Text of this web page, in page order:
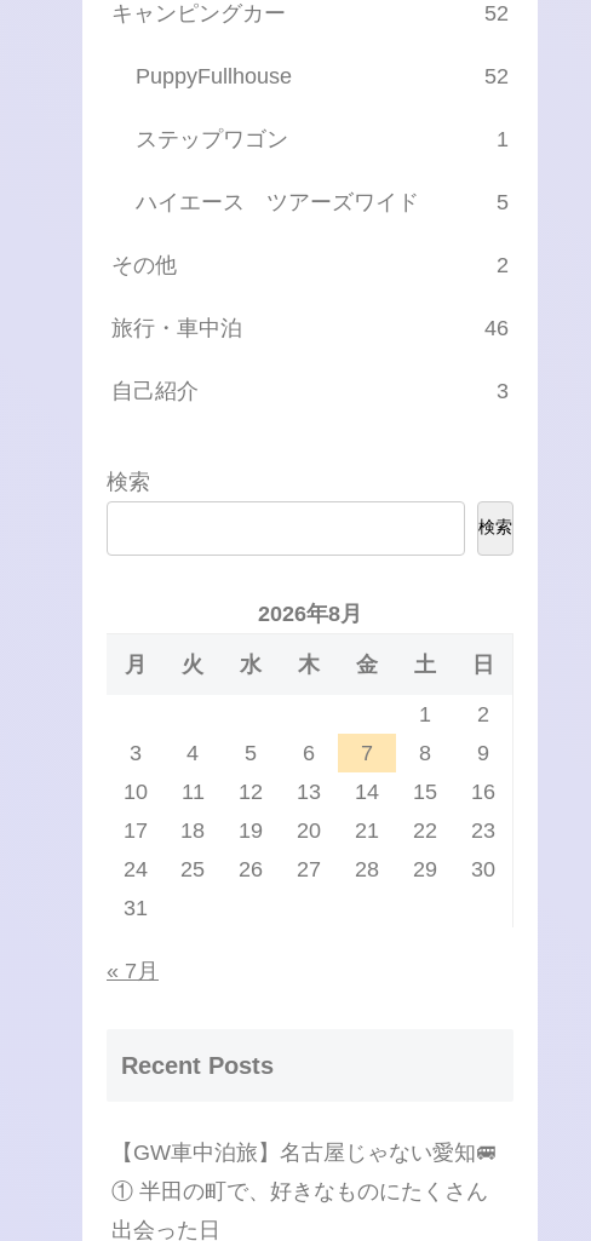
キャンピングカー 52
PuppyFullhouse 52
ステップワゴン 1
ハイエース ツアーズワイド 5
その他 2
旅行・車中泊 46
自己紹介 3
検索
検索
2026年8月
月 火 水 木 金 土 日
1
2
3
4 5 6 7 8
9
10
11 12 13 14 15
16
17
18 19 20 21 22
23
24
25 26 27 28 29
30
31
« 7月
Recent Posts
【GW車中泊旅】名古屋じゃない愛知🚐
① 半田の町で、好きなものにたくさん
出会った日